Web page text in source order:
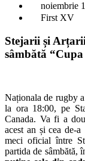
noiembrie
First XV
Stejarii și
sâmbătă
Naționala de rugby
la ora 18:00, pe
Canada. Va fi a
acest an și cea de-
meci oficial între
partida de sâmbătă,